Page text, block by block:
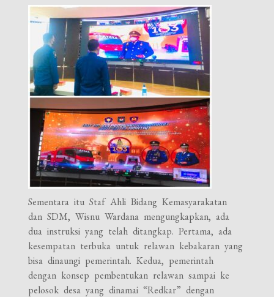
Sementara itu Staf Ahli Bidang Kemasyarakatan
dan SDM, Wisnu Wardana mengungkapkan, ada
dua instruksi yang telah ditangkap. Pertama, ada
kesempatan terbuka untuk relawan kebakaran yang
bisa dinaungi pemerintah. Kedua, pemerintah
dengan konsep pembentukan relawan sampai ke
pelosok desa yang dinamai “Redkar” dengan